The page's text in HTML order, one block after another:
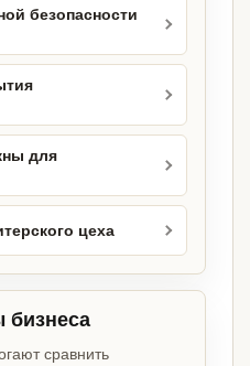
безопасности
для
цеха
сравнить